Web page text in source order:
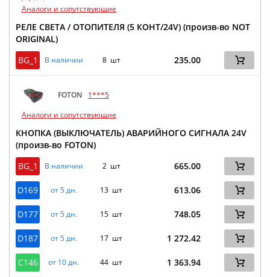
Аналоги и сопутствующие
РЕЛЕ СВЕТА / ОТОПИТЕЛЯ (5 КОНТ/24V) (произв-во NOT
ORIGINAL)
BG_1
В наличии 8 шт 235.00
FOTON
1***5
Аналоги и сопутствующие
КНОПКА (ВЫКЛЮЧАТЕЛЬ) АВАРИЙНОГО СИГНАЛА 24V
(произв-во FOTON)
BG_1
В наличии 2 шт 665.00
D169 от 5 дн. 13 шт 613.06
D177 от 5 дн. 15 шт 748.05
D187 от 5 дн. 17 шт 1 272.42
C146 от 10 дн. 44 шт 1 363.94